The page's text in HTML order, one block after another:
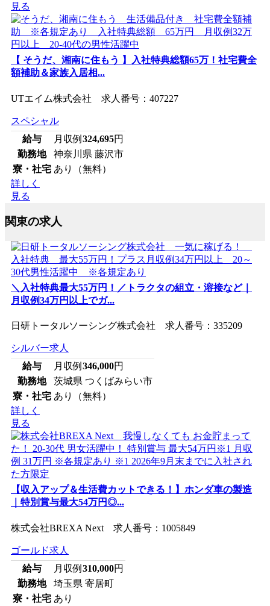
見る
【 そうだ、湘南に住もう 】入社特典総額65万！社宅費全
額補助＆家族入居相...
UTエイム株式会社 求人番号：407227
スペシャル
給与
月収例 324,695円
勤務地
神奈川県 藤沢市
寮・社宅 あり（無料）
詳しく
見る
関東の求人
＼入社特典最大55万円！／トラクタの組立・溶接など｜
月収例34万円以上でガ...
日研トータルソーシング株式会社 求人番号：335209
シルバー求人
給与
月収例 346,000円
勤務地
茨城県 つくばみらい市
寮・社宅 あり（無料）
詳しく
見る
【収入アップ＆生活費カットできる！】ホンダ車の製造
｜特別賞与最大54万円◎...
株式会社BREXA Next 求人番号：1005849
ゴールド求人
給与
月収例 310,000円
勤務地
埼玉県 寄居町
寮・社宅 あり